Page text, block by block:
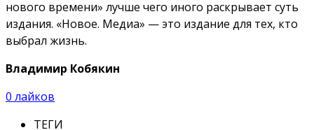
нового времени» лучше чего иного раскрывает суть
издания. «Новое. Медиа» — это издание для тех, кто
выбрал жизнь.
Владимир Кобякин
0 лайков
ТЕГИ